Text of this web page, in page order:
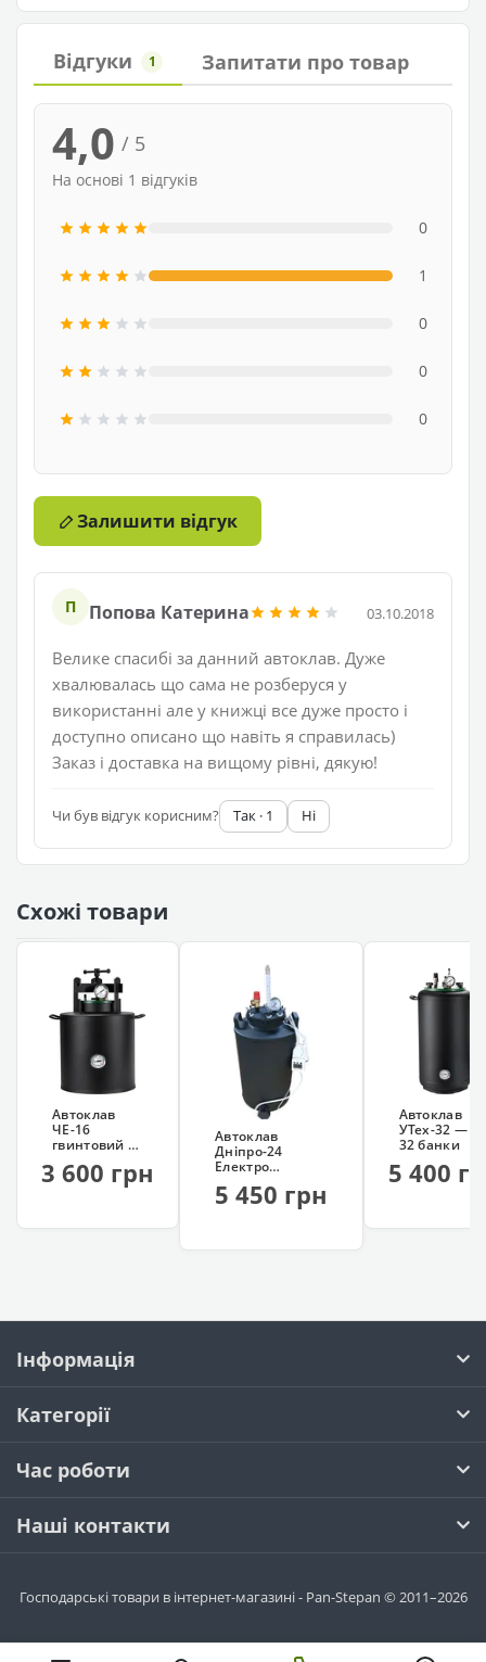
Відгуки 1 Запитати про товар
4,0 / 5
На основі 1 відгуків
0
1
0
0
0
Залишити відгук
П Попова Катерина 03.10.2018
Велике спасибі за данний автоклав. Дуже
хвалювалась що сама не розберуся у
використанні але у книжці все дуже просто і
доступно описано що навіть я справилась)
Заказ і доставка на вищому рівні, дякую!
Чи був відгук корисним? Так · 1 Ні
Схожі товари
Автоклав
ЧЕ-16
гвинтовий —
3 600 грн
Автоклав
Дніпро-24
Електро
— на 24 банки
5 450 грн
Автоклав
УТех-32 —
32 банки
5 400
Інформація
Категорії
Час роботи
Наші контакти
Господарські товари в інтернет-магазині - Pan-Stepan © 2011–2026